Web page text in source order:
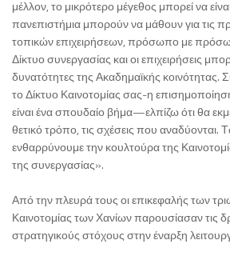
μέλλον, το μικρότερο μέγεθος μπορεί να
πανεπιστήμια μπορούν να μάθουν για τις
τοπικών επιχειρήσεων, πρόσωπο με
Δίκτυο συνεργασίας και οι επιχειρήσεις
δυνατότητες της Ακαδημαϊκής κοινότητας.
το Δίκτυο Καινοτομίας σας-η
είναι ένα σπουδαίο βήμα—ελπίζω ότι θα
θετικό τρόπο, τις σχέσεις που αναδύονται.
ενθαρρύνουμε την κουλτούρα της
της συνεργασίας».
Από την πλευρά τους οι επικεφαλής των
Καινοτομίας των Χανίων παρουσίασαν τις
στρατηγικούς στόχους στην έναρξη